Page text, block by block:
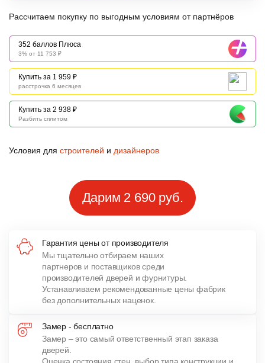
Рассчитаем покупку по выгодным условиям от партнёров
352 баллов Плюса
3% от 11 753 ₽
Купить за 1 959 ₽
расстрочка 6 месяцев
Купить за 2 938 ₽
Разбить сплитом
Условия для строителей и дизайнеров
Дарим 2 690 руб.
Гарантия цены от производителя
Мы тщательно отбираем наших
партнеров и поставщиков среди
производителей дверей и фурнитуры.
Устанавливаем рекомендованные цены фабрик
без дополнительных наценок.
Замер - бесплатно
Замер – это самый ответственный этап заказа
дверей.